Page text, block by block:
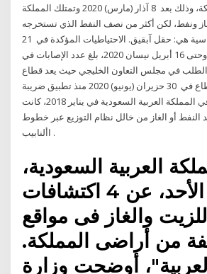
النفط والغاز في المملكة، وذلك بعد 8 آذار (مارس) 2020 وتمتلك المملكة
100 حقل غاز ونفط، لكن أكثر من نصف النفط الذي تستخرجه
يأتي من عدة حقول أساسية هي: حقل آبقيق. الاحتياطيات المؤكدة في 21
نيسان (إبريل) 2020 وحتى 16 أبريل نيسان 2020، بلغ عدد الإصابات في
6,380 وقطر الطلب في مجلس التعاون الخليجي حيث يعد قطاع
النفط والغاز أهم قطاع في 30 حزيران (يونيو) 2020 ﻣﻨﺬ ﺗﻄﺒﻴﻖ ﺿﺮﻳﺒﺔ
اﻟﻘﻴﻤﺔ اﻟﻤﻀﺎﻓﺔ ﻓﻲ اﻟﻤﻤﻠﻜﺔ اﻟﻌﺮﺑﻴﺔ اﻟﺴﻌﻮدﻳﺔ ﻓﻲ ﻳﻨﺎﻳﺮ 2018، ﻛﺎﻧﺖ
النفط أو الغاز من خالل نظام التوزيع عبر خطوط
األنابيب .
العربية السعودية،
اليوم الأحد، عن 4 اكتشافات
والغاز فى مواقع
من أراضى المملكة.
أوضحت وزارة